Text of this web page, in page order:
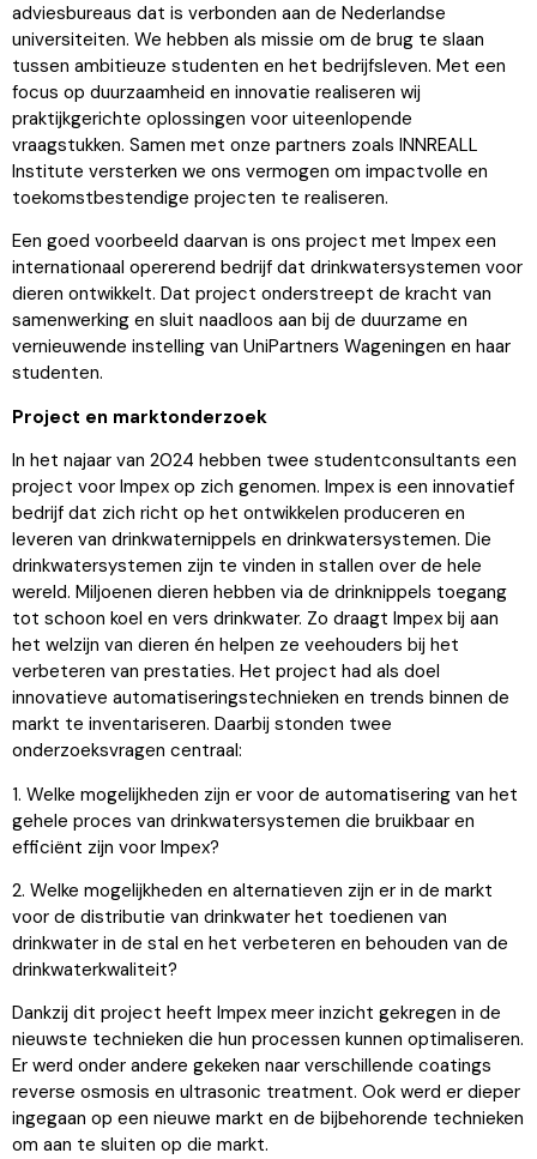
adviesbureaus dat is verbonden aan de Nederlandse
universiteiten. We hebben als missie om de brug te slaan
tussen ambitieuze studenten en het bedrijfsleven. Met een
focus op duurzaamheid en innovatie realiseren wij
praktijkgerichte oplossingen voor uiteenlopende
vraagstukken. Samen met onze partners zoals INNREALL
Institute versterken we ons vermogen om impactvolle en
toekomstbestendige projecten te realiseren.
Een goed voorbeeld daarvan is ons project met Impex een
internationaal opererend bedrijf dat drinkwatersystemen voor
dieren ontwikkelt. Dat project onderstreept de kracht van
samenwerking en sluit naadloos aan bij de duurzame en
vernieuwende instelling van UniPartners Wageningen en haar
studenten.
Project en marktonderzoek
In het najaar van 2024 hebben twee studentconsultants een
project voor Impex op zich genomen. Impex is een innovatief
bedrijf dat zich richt op het ontwikkelen produceren en
leveren van drinkwaternippels en drinkwatersystemen. Die
drinkwatersystemen zijn te vinden in stallen over de hele
wereld. Miljoenen dieren hebben via de drinknippels toegang
tot schoon koel en vers drinkwater. Zo draagt Impex bij aan
het welzijn van dieren én helpen ze veehouders bij het
verbeteren van prestaties. Het project had als doel
innovatieve automatiseringstechnieken en trends binnen de
markt te inventariseren. Daarbij stonden twee
onderzoeksvragen centraal:
1. Welke mogelijkheden zijn er voor de automatisering van het
gehele proces van drinkwatersystemen die bruikbaar en
efficiënt zijn voor Impex?
2. Welke mogelijkheden en alternatieven zijn er in de markt
voor de distributie van drinkwater het toedienen van
drinkwater in de stal en het verbeteren en behouden van de
drinkwaterkwaliteit?
Dankzij dit project heeft Impex meer inzicht gekregen in de
nieuwste technieken die hun processen kunnen optimaliseren.
Er werd onder andere gekeken naar verschillende coatings
reverse osmosis en ultrasonic treatment. Ook werd er dieper
ingegaan op een nieuwe markt en de bijbehorende technieken
om aan te sluiten op die markt.